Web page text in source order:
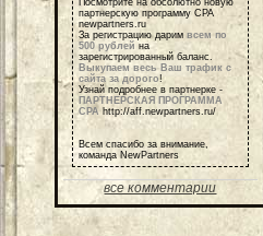
Посмотрите на обсолютно новую
партнерскую программу СРА
newpartners.ru
За регистрацию дарим всем по
500 рублей на
зарегистрированный баланс.
Выкупаем весь Ваш трафик с
сайта за дорого!
Узнай подробнее в партнерке -
ПАРТНЕРСКАЯ ПРОГРАММА
СРА http://aff.newpartners.ru/
Всем спасибо за внимание,
команда NewPartners
все комментарии